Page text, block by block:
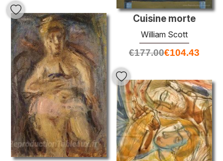
Cuisine morte
William Scott
€177.00€104.43